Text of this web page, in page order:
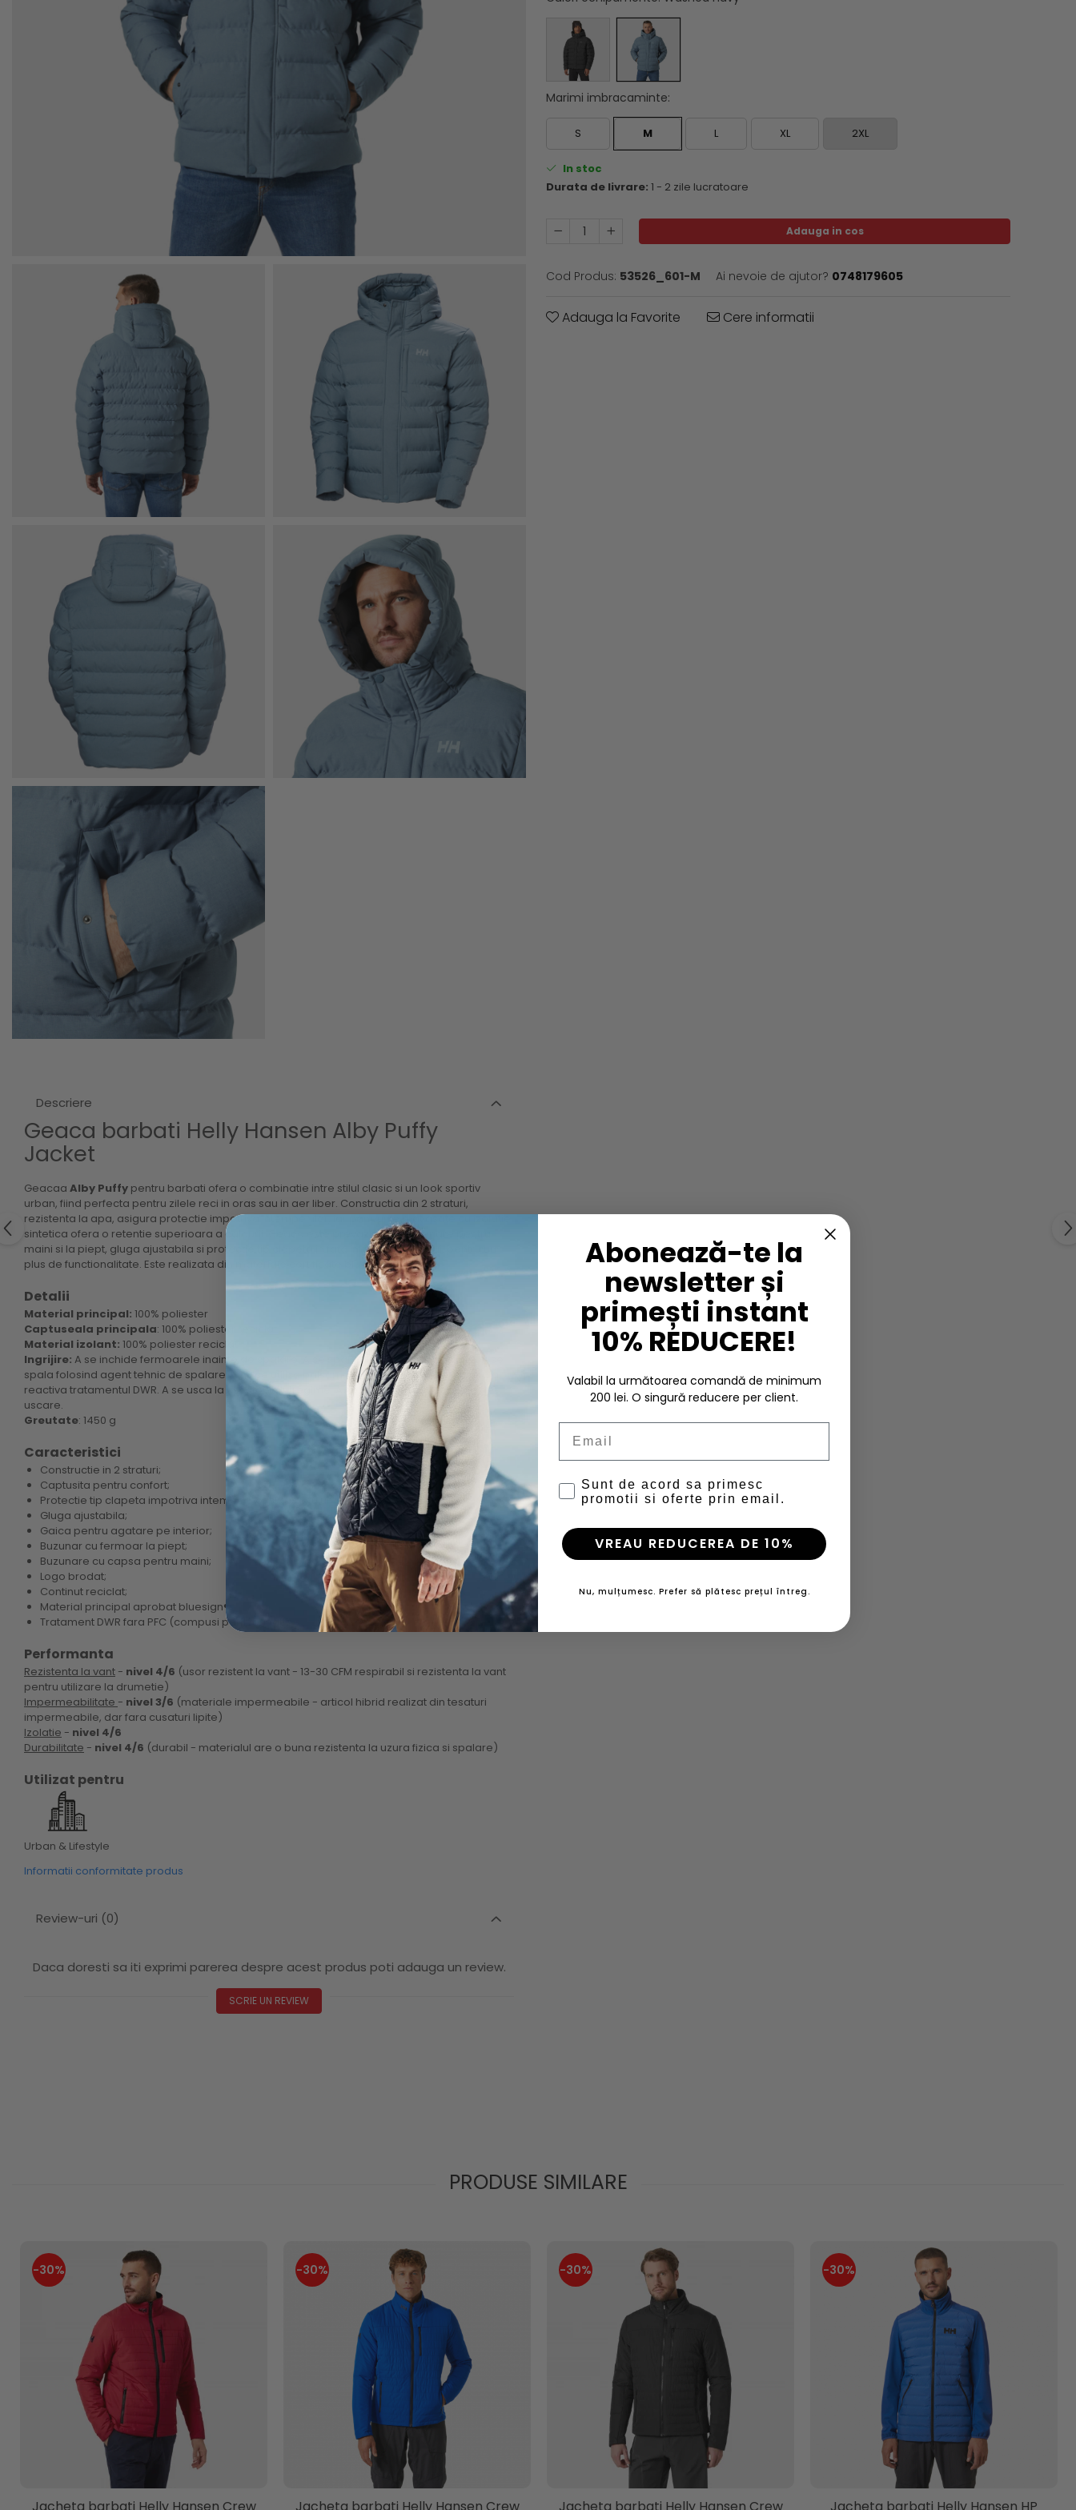
Descriere
Geaca barbati Helly Hansen Alby Puffy
Jacket
Geacaa Alby Puffy pentru barbati ofera o combinatie intre stilul clasic si un look sportiv
urban, fiind perfecta pentru zilele reci in oras sau in aer liber. Constructia din 2 straturi,
rezistenta la apa, asigura protectie impotriva intemperiilor, iar panourile matlasate cu izolatie
sintetica ofera o retentie superioara a caldurii. Geaca este prevazuta cu buzunare pentru
maini si la piept, gluga ajustabila si protectie tip clapeta in fata impotriva vantului, pentru un
plus de functionalitate. Este realizata din materiale certificate bluesign®.
Detalii
Material principal: 100% poliester
Captuseala principala: 100% poliester reciclat
Material izolant: 100% poliester reciclat
Ingrijire: A se inchide fermoarele inainte de spalare. A se spala folosind culori similare. A se
spala folosind agent tehnic de spalare. A nu se utiliza balsam. A se usca la uscator pentru a
reactiva tratamentul DWR. A se usca la uscator in intregime. A se usca la uscator cu bile de
uscare.
Greutate: 1450 g
Caracteristici
Constructie in 2 straturi;
Captusita pentru confort;
Protectie tip clapeta impotriva intemperiilor si a vantului;
Gluga ajustabila;
Gaica pentru agatare pe interior;
Buzunar cu fermoar la piept;
Buzunare cu capsa pentru maini;
Logo brodat;
Continut reciclat;
Material principal aprobat bluesign®;
Tratament DWR fara PFC (compusi perfluorinati).
Performanta
Rezistenta la vant - nivel 4/6 (usor rezistent la vant - 13-30 CFM respirabil si rezistenta la vant
pentru utilizare la drumetie)
Impermeabilitate - nivel 3/6 (materiale impermeabile - articol hibrid realizat din tesaturi
impermeabile, dar fara cusaturi lipite)
Izolatie - nivel 4/6
Durabilitate - nivel 4/6 (durabil - materialul are o buna rezistenta la uzura fizica si spalare)
Utilizat pentru
Urban & Lifestyle
Informatii conformitate produs
Review-uri (0)
Daca doresti sa iti exprimi parerea despre acest produs poti adauga un review.
SCRIE UN REVIEW
Marimi imbracaminte:
S M L XL 2XL
In stoc
Durata de livrare: 1 - 2 zile lucratoare
Adauga in cos
Cod Produs: 53526_601-M Ai nevoie de ajutor? 0748179605
Adauga la Favorite Cere informatii
PRODUSE SIMILARE
-30% -30% -30% -30%
Abonează-te la
newsletter și
primești instant
10% REDUCERE!
Valabil la următoarea comandă de minimum
200 lei. O singură reducere per client.
Sunt de acord sa primesc
promotii si oferte prin email.
VREAU REDUCEREA DE 10%
Nu, mulțumesc. Prefer să plătesc prețul întreg.